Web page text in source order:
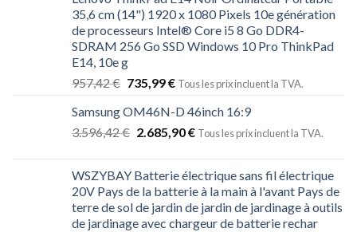
35,6 cm (14") 1920 x 1080 Pixels 10e génération
de processeurs Intel® Core i5 8 Go DDR4-
SDRAM 256 Go SSD Windows 10 Pro ThinkPad
E14, 10e g
957,42€ 735,99€ Tous les prix incluent la TVA.
Samsung OM46N-D 46inch 16:9
3.596,42€ 2.685,90€ Tous les prix incluent la TVA.
WSZYBAY Batterie électrique sans fil électrique
20V Pays de la batterie à la main à l'avant Pays de
terre de sol de jardin de jardin de jardinage à outils
de jardinage avec chargeur de batterie rechar